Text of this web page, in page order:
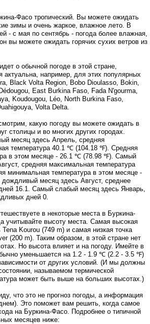
Фасо тропический. Вы можете ожидать
зимы и очень жаркое, влажное лето. В
- с мая по сентябрь - погода более влажная,
вы можете ожидать горячих сухих ветров из
о обычной погоде в этой стране,
актуальна, например, для этих популярных
Black Volta Region, Bobo Dioulasso, Bokin,
East Burkina Faso, Fada N'gourma,
Koudougou, Léo, North Burkina Faso,
Volta Delta.
какую погоду вы можете ожидать в
столицы и во многих других городах.
месяц здесь Апрель, средняя
температура 40.1 ℃ (104.18 ℉). Средняя
в этом месяце - 26.1 ℃ (78.98 ℉). Самый
средняя максимальная температура
минимальная температура в этом месяце -
месяц здесь Август, среднее
16.1. Самый слабый месяц здесь Январь,
дней 0.
в некоторые места в Буркина-
учитывайте высоту места. Самая высокая
Tena Kourou (749 m) и самая низкая точка
(200 m). Таким образом, в этой стране нет
Но высота влияет и на погоду. Имейте в
уменьшается на 1.2 - 1.9 ℃ (2.2 - 3.5 ℉)
от других условий. (И мы должны
называемом термической
может быть выше на больших высотах.)
что это не прогноз погоды, а информация
Это поможет вам решить, когда самое
на Буркина-Фасо. Подробнее о типичной
месяцев ниже: